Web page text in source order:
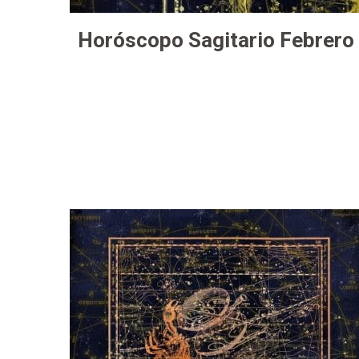
Horóscopo Sagitario Febrero